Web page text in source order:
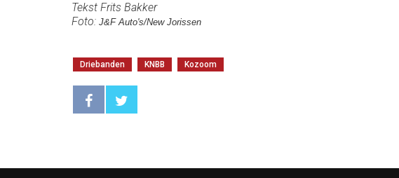
Tekst Frits Bakker
Foto: J&F Auto's/New Jorissen
Driebanden KNBB Kozoom